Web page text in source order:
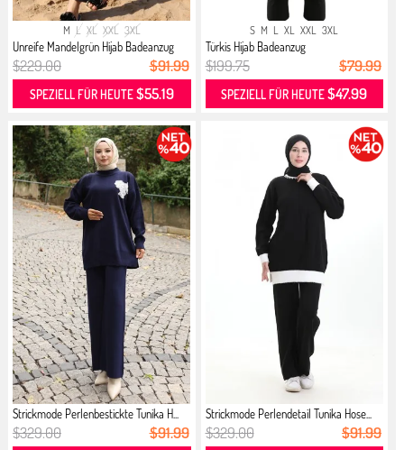
M L XL XXL 3XL
Unreife Mandelgrün Hijab Badeanzug
$229.00 $91.99
SPEZIELL FÜR HEUTE$55.19
S M L XL XXL 3XL
Türkis Hijab Badeanzug
$199.75 $79.99
SPEZIELL FÜR HEUTE$47.99
Strickmode Perlenbestickte Tunika H...
$329.00 $91.99
Strickmode Perlendetail Tunika Hose...
$329.00 $91.99